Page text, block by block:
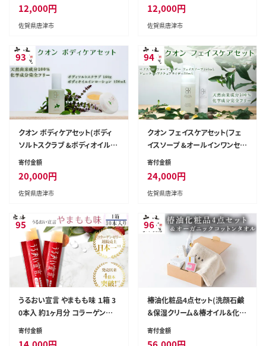
12,000円
佐賀県唐津市
12,000円
佐賀県唐津市
93
クオン ボディケアセット(ボディ
ソルトスクラブ &ボディオイルイ
ンローション) 天然由来 ボディ
寄付金額
20,000円
佐賀県唐津市
94
クオン フェイスケアセット(フェ
イスソープ &オールインワンセラ
ム) 天然由来 スキンケア 化粧品
寄付金額
24,000円
佐賀県唐津市
95
うるおい宣言 やまもも味 １箱 3
0本入 約1ヶ月分 コラーゲンゼリ
ー 脂質ゼロ スティック
寄付金額
96
椿油化粧品4点セット(洗顔石鹸
＆保湿クリーム＆椿オイル＆化粧
水)＆オーガニックコットンタオ
ル TBKコスメ 無添加 ギフトボッ
寄付金額